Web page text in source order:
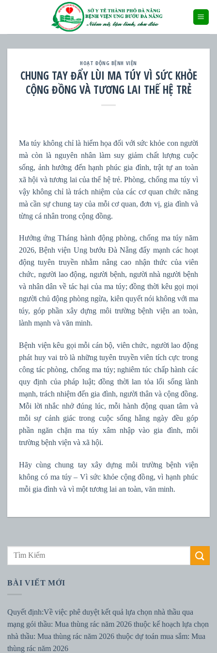
HOẠT ĐỘNG BỆNH VIỆN
CHUNG TAY ĐẨY LÙI MA TÚY VÌ SỨC KHỎE
CỘNG ĐỒNG VÀ TƯƠNG LAI THẾ HỆ TRẺ
Ma túy không chỉ là hiểm họa đối với sức khỏe con người
mà còn là nguyên nhân làm suy giảm chất lượng cuộc
sống, ảnh hưởng đến hạnh phúc gia đình, trật tự an toàn
xã hội và tương lai của thế hệ trẻ. Phòng, chống ma túy vì
vậy không chỉ là trách nhiệm của các cơ quan chức năng
mà cần sự chung tay của mỗi cơ quan, đơn vị, gia đình và
từng cá nhân trong cộng đồng.
Hưởng ứng Tháng hành động phòng, chống ma túy năm
2026, Bệnh viện Ung bướu Đà Nẵng đẩy mạnh các hoạt
động tuyên truyền nhằm nâng cao nhận thức của viên
chức, người lao động, người bệnh, người nhà người bệnh
và nhân dân về tác hại của ma túy; đồng thời kêu gọi mọi
người chủ động phòng ngừa, kiên quyết nói không với ma
túy, góp phần xây dựng môi trường bệnh viện an toàn,
lành mạnh và văn minh.
Bệnh viện kêu gọi mỗi cán bộ, viên chức, người lao động
phát huy vai trò là những tuyên truyền viên tích cực trong
công tác phòng, chống ma túy; nghiêm túc chấp hành các
quy định của pháp luật; đồng thời lan tỏa lối sống lành
mạnh, trách nhiệm đến gia đình, người thân và cộng đồng.
Mỗi lời nhắc nhở đúng lúc, mỗi hành động quan tâm và
mỗi sự cảnh giác trong cuộc sống hằng ngày đều góp
phần ngăn chặn ma túy xâm nhập vào gia đình, môi
trường bệnh viện và xã hội.
Hãy cùng chung tay xây dựng môi trường bệnh viện
không có ma túy – Vì sức khỏe cộng đồng, vì hạnh phúc
mỗi gia đình và vì một tương lai an toàn, văn minh.
BÀI VIẾT MỚI
Quyết định:Về việc phê duyệt kết quả lựa chọn nhà thầu qua
mạng gói thầu: Mua thùng rác năm 2026 thuộc kế hoạch lựa chọn
nhà thầu: Mua thùng rác năm 2026 thuộc dự toán mua sắm: Mua
thùng rác năm 2026